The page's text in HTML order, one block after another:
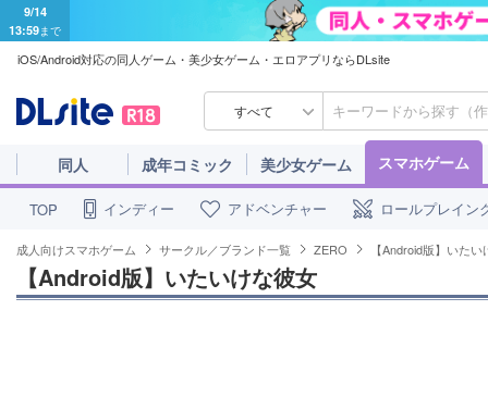
9/14
13:59まで
iOS/Android対応の同人ゲーム・美少女ゲーム・エロアプリならDLsite
すべて
同人 成年コミック 美少女ゲーム スマホゲーム
TOP インディー アドベンチャー ロールプレイン
成人向けスマホゲーム サークル／ブランド一覧 ZERO 【Android版】いた
【Android版】いたいけな彼女